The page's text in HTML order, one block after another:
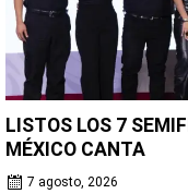
LISTOS LOS 7
MÉXICO CANTA
7 agosto, 2026